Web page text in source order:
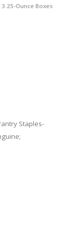
Ounce Boxes
Staples-